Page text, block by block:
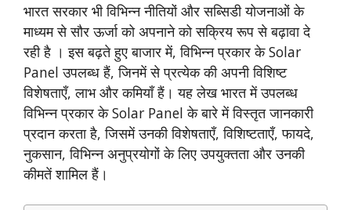
भारत सरकार भी विभिन्न नीतियों और सब्सिडी योजनाओं के
माध्यम से सौर ऊर्जा को अपनाने को सक्रिय रूप से बढ़ावा दे
रही है । इस बढ़ते हुए बाजार में, विभिन्न प्रकार के Solar
Panel उपलब्ध हैं, जिनमें से प्रत्येक की अपनी विशिष्ट
विशेषताएँ, लाभ और कमियाँ हैं। यह लेख भारत में उपलब्ध
विभिन्न प्रकार के Solar Panel के बारे में विस्तृत जानकारी
प्रदान करता है, जिसमें उनकी विशेषताएँ, विशिष्टताएँ, फायदे,
नुकसान, विभिन्न अनुप्रयोगों के लिए उपयुक्तता और उनकी
कीमतें शामिल हैं।